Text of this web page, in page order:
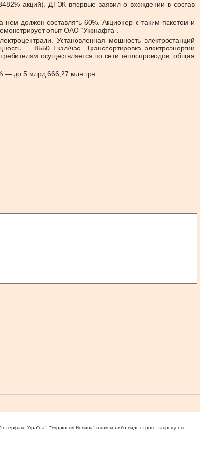
акций). ДТЭК впервые заявил о вхождении в состав
нем должен составлять 60%. Акционер с таким пакетом и
опыт ОАО “Укрнафта”.
Установленная мощность электростанций
— 8550 Гкал/час. Транспортировка электроэнергии
осуществляется по сети теплопроводов, общая
— до 5 млрд 666,27 млн грн.
Україна", "Українськi Новини" в каком-либо виде строго запрещены